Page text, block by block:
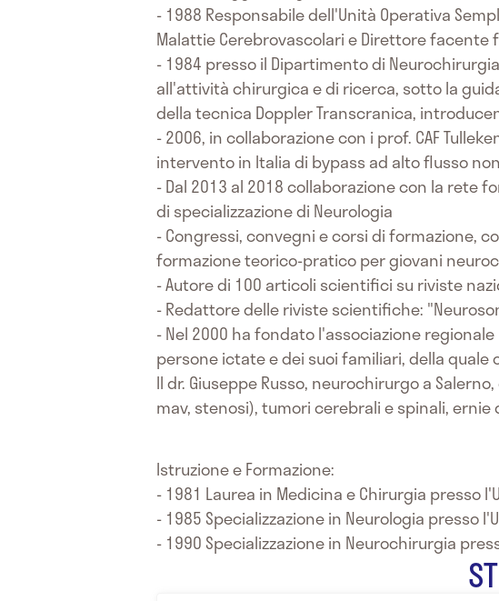
- 1988 Responsabile dell'Unità Operativa
Malattie Cerebrovascolari e Direttore facente
- 1984 presso il Dipartimento di
all'attività chirurgica e di ricerca, sotto la
della tecnica Doppler Transcranica,
- 2006, in collaborazione con i prof. CAF
intervento in Italia di bypass ad alto flusso
- Dal 2013 al 2018 collaborazione con la rete
di specializzazione di Neurologia
- Congressi, convegni e corsi di formazione,
formazione teorico-pratico per giovani
- Autore di 100 articoli scientifici su riviste
- Redattore delle riviste scientifiche:
- Nel 2000 ha fondato l'associazione
persone ictate e dei suoi familiari, della
Il dr. Giuseppe Russo, neurochirurgo a
mav, stenosi), tumori cerebrali e spinali,
Istruzione e Formazione:
- 1981 Laurea in Medicina e Chirurgia presso
- 1985 Specializzazione in Neurologia presso
- 1990 Specializzazione in Neurochirurgia